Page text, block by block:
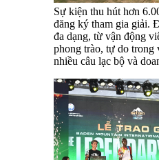
Sự kiện thu hút hơn
đăng ký tham gia giải.
đa dạng, từ vận động
phong trào, tự do trong
nhiều câu lạc bộ và